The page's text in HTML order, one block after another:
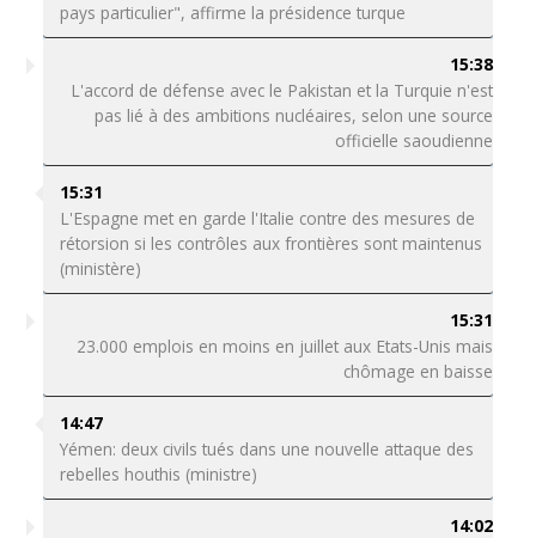
pays particulier", affirme la présidence turque
15:38
L'accord de défense avec le Pakistan et la Turquie n'est
pas lié à des ambitions nucléaires, selon une source
officielle saoudienne
15:31
L'Espagne met en garde l'Italie contre des mesures de
rétorsion si les contrôles aux frontières sont maintenus
(ministère)
15:31
23.000 emplois en moins en juillet aux Etats-Unis mais
chômage en baisse
14:47
Yémen: deux civils tués dans une nouvelle attaque des
rebelles houthis (ministre)
14:02